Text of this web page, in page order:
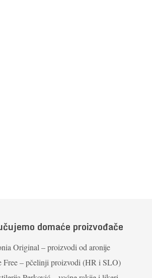
domaće proizvođače
Original – proizvodi od aronije
Free – pčelinji proizvodi (HR i SLO)